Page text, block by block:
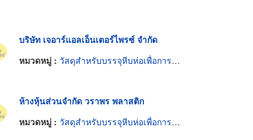
บริษัท เจอาร์แอลเอ็นเตอร์ไพรซ์ จำกัด
หมวดหมู่ : วัสดุสำหรับบรรจุหีบห่อเพื่อการขนส่ง
ห้างหุ้นส่วนจำกัด วราพร พลาสติก
หมวดหมู่ : วัสดุสำหรับบรรจุหีบห่อเพื่อการขนส่ง